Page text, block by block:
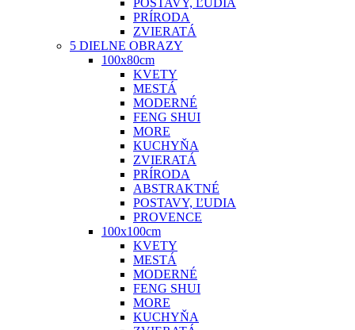
POSTAVY, ĽUDIA
PRÍRODA
ZVIERATÁ
5 DIELNE OBRAZY
100x80cm
KVETY
MESTÁ
MODERNÉ
FENG SHUI
MORE
KUCHYŇA
ZVIERATÁ
PRÍRODA
ABSTRAKTNÉ
POSTAVY, ĽUDIA
PROVENCE
100x100cm
KVETY
MESTÁ
MODERNÉ
FENG SHUI
MORE
KUCHYŇA